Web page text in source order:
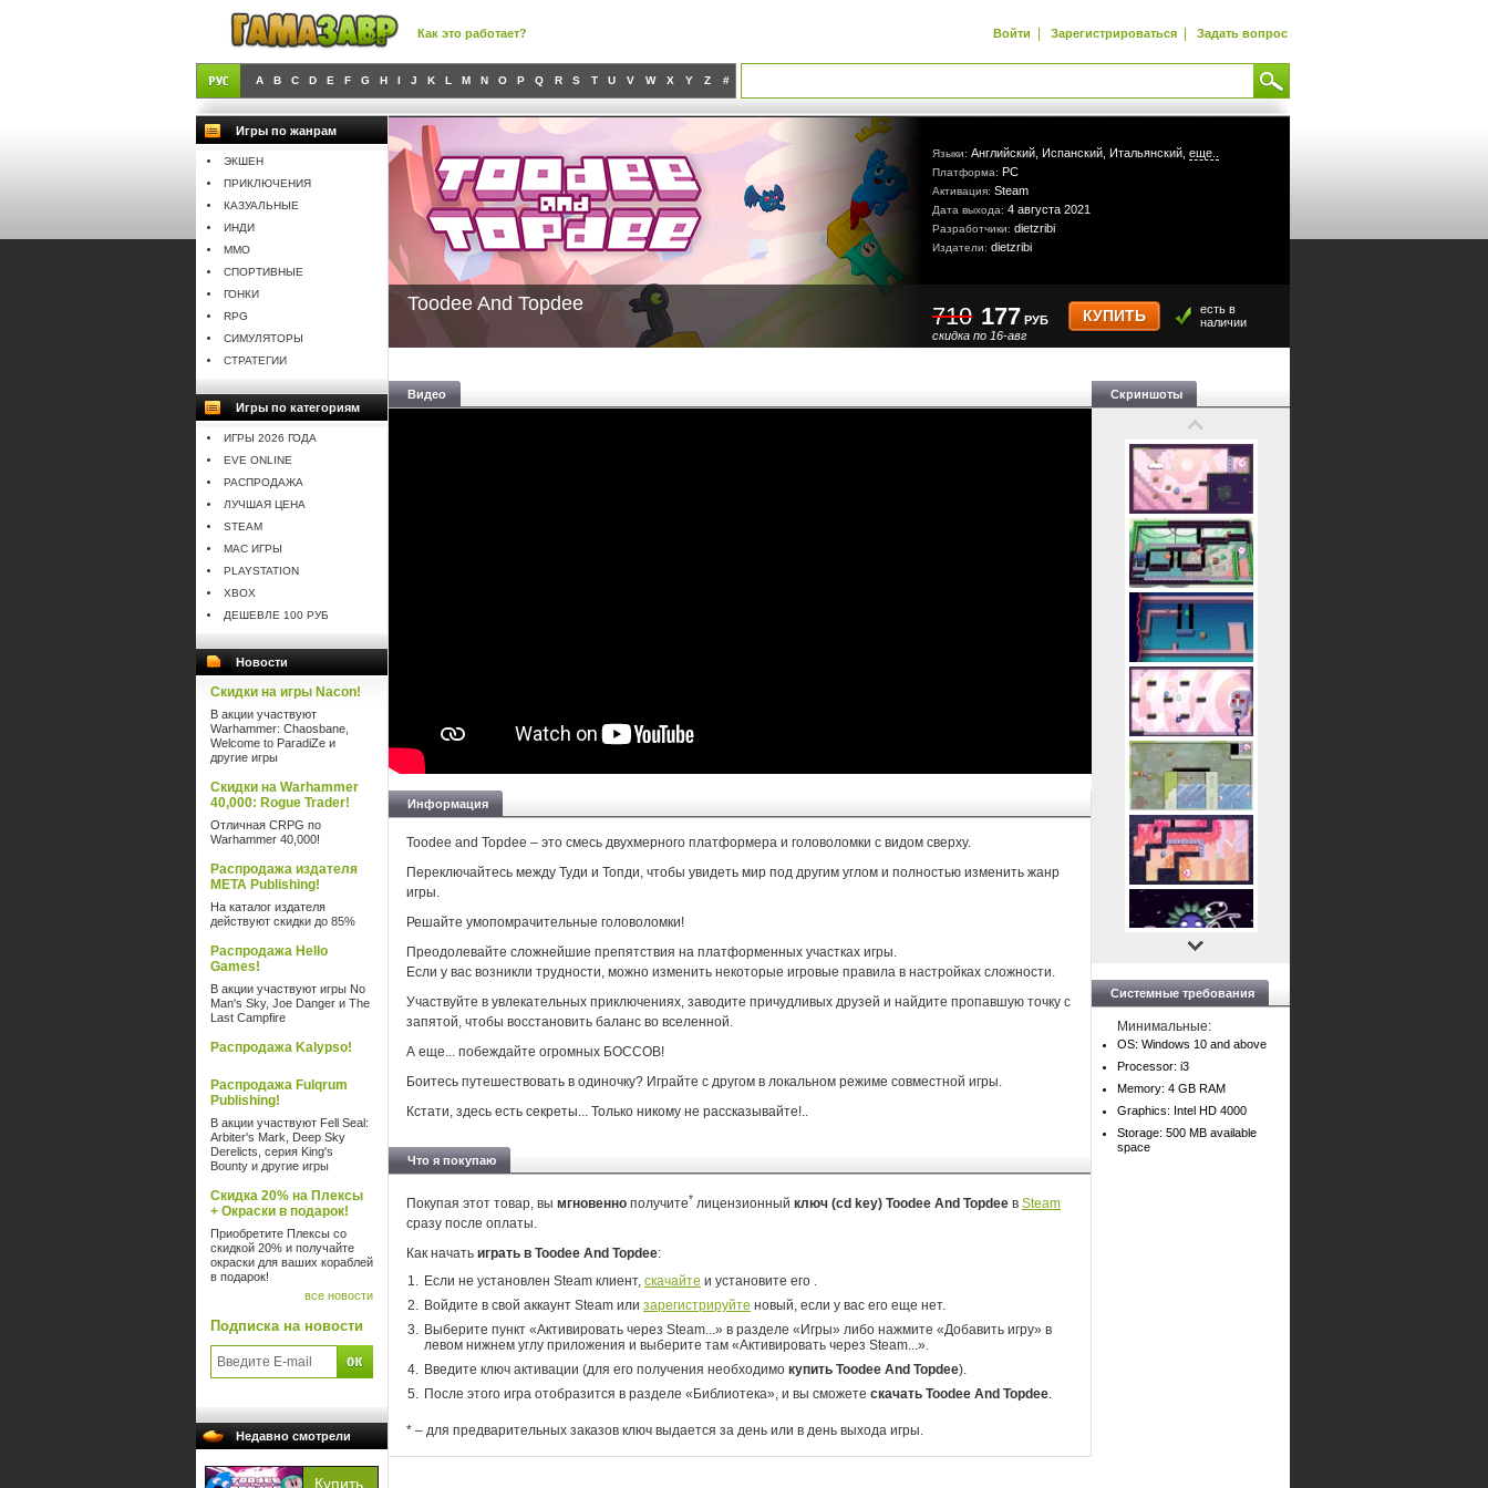
Как это работает? Войти | Зарегистрироваться | Задать вопрос
A B C D E F G H I J K L M N O P Q R S T U V W X Y Z #
Игры по жанрам
ЭКШЕН
ПРИКЛЮЧЕНИЯ
КАЗУАЛЬНЫЕ
ИНДИ
MMO
СПОРТИВНЫЕ
ГОНКИ
RPG
СИМУЛЯТОРЫ
СТРАТЕГИИ
Игры по категориям
ИГРЫ 2026 ГОДА
EVE ONLINE
РАСПРОДАЖА
ЛУЧШАЯ ЦЕНА
STEAM
MAC ИГРЫ
PLAYSTATION
XBOX
ДЕШЕВЛЕ 100 РУБ
Новости
Скидки на игры Nacon!
В акции участвуют
Warhammer: Chaosbane,
Welcome to ParadiZe и
другие игры
Скидки на Warhammer
40,000: Rogue Trader!
Отличная CRPG по
Warhammer 40,000!
Распродажа издателя
META Publishing!
На каталог издателя
действуют скидки до 85%
Распродажа Hello
Games!
В акции участвуют игры No
Man's Sky, Joe Danger и The
Last Campfire
Распродажа Kalypso!
Распродажа Fulqrum
Publishing!
В акции участвуют Fell Seal:
Arbiter's Mark, Deep Sky
Derelicts, серия King's
Bounty и другие игры
Скидка 20% на Плексы
+ Окраски в подарок!
Приобретите Плексы со
скидкой 20% и получайте
окраски для ваших кораблей
в подарок!
все новости
Подписка на новости
Недавно смотрели
Языки: Английский, Испанский, Итальянский, еще..
Платформа: PC
Активация: Steam
Дата выхода: 4 августа 2021
Разработчики: dietzribi
Издатели: dietzribi
Toodee And Topdee 710
скидка по 16-авг
177 РУБ КУПИТЬ
есть в
наличии
Видео
Информация
Toodee and Topdee – это смесь двухмерного платформера и головоломки с видом сверху.
Переключайтесь между Туди и Топди, чтобы увидеть мир под другим углом и полностью изменить жанр
игры.
Решайте умопомрачительные головоломки!
Преодолевайте сложнейшие препятствия на платформенных участках игры.
Если у вас возникли трудности, можно изменить некоторые игровые правила в настройках сложности.
Участвуйте в увлекательных приключениях, заводите причудливых друзей и найдите пропавшую точку с
запятой, чтобы восстановить баланс во вселенной.
А еще... побеждайте огромных БОССОВ!
Боитесь путешествовать в одиночку? Играйте с другом в локальном режиме совместной игры.
Кстати, здесь есть секреты... Только никому не рассказывайте!..
Что я покупаю
Покупая этот товар, вы мгновенно получите* лицензионный ключ (cd key) Toodee And Topdee в Steam
сразу после оплаты.
Как начать играть в Toodee And Topdee:
Если не установлен Steam клиент, скачайте и установите его .
Войдите в свой аккаунт Steam или зарегистрируйте новый, если у вас его еще нет.
Выберите пункт «Активировать через Steam...» в разделе «Игры» либо нажмите «Добавить игру» в
левом нижнем углу приложения и выберите там «Активировать через Steam...».
Введите ключ активации (для его получения необходимо купить Toodee And Topdee).
После этого игра отобразится в разделе «Библиотека», и вы сможете скачать Toodee And Topdee.
* – для предварительных заказов ключ выдается за день или в день выхода игры.
Скриншоты
Системные требования
Минимальные:
OS: Windows 10 and above
Processor: i3
Memory: 4 GB RAM
Graphics: Intel HD 4000
Storage: 500 MB available
space